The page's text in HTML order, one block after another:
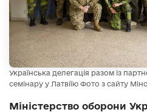
Українська делегація разом із
семінару у Латвіїю Фото з сайту
Міністерство оборони